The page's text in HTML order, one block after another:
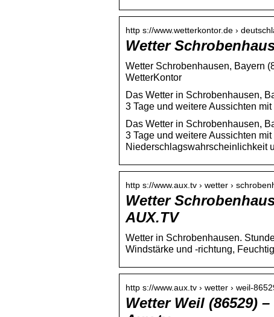
http s://www.wetterkontor.de ›
Wetter
Wetter Schrobenhausen, Bayern
WetterKontor
Das Wetter in Schrobenhausen,
3 Tage und weitere Aussichten
Das Wetter in Schrobenhausen,
3 Tage und weitere Aussichten
Niederschlagswahrscheinlichkeit
http s://www.aux.tv › wetter ›
Wetter
AUX.TV
Wetter in Schrobenhausen.
Windstärke und -richtung,
http s://www.aux.tv › wetter › weil-
Wetter Weil (86529)